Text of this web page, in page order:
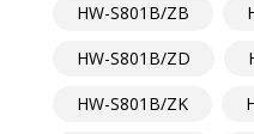
HW-S801B/ZB
HW-S801B/ZD
HW-S801B/ZK